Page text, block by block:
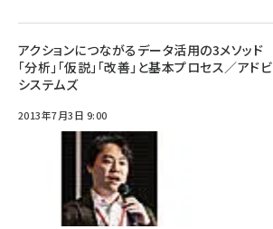
アクションにつながるデータ活用の3メソッド
「分析」「仮説」「改善」と基本プロセス／アドビ
システムズ
2013年7月3日 9:00